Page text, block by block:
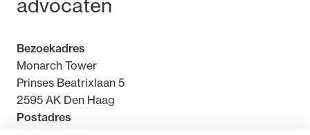
advocaten
Bezoekadres
Monarch Tower
Prinses Beatrixlaan 5
2595 AK Den Haag
Postadres